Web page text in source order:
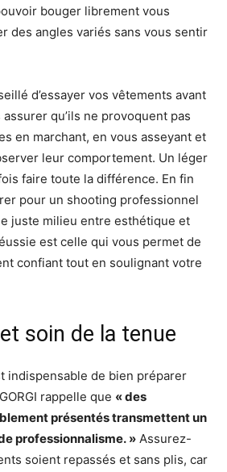
bouger librement vous
des angles variés sans vous sentir
d’essayer vos vêtements avant
qu’ils ne provoquent pas
en marchant, en vous asseyant et
leur comportement. Un léger
faire toute la différence. En fin
pour un shooting professionnel
juste milieu entre esthétique et
est celle qui vous permet de
confiant tout en soulignant votre
soin de la tenue
indispensable de bien préparer
rappelle que « des
présentés transmettent un
professionnalisme. » Assurez-
soient repassés et sans plis, car